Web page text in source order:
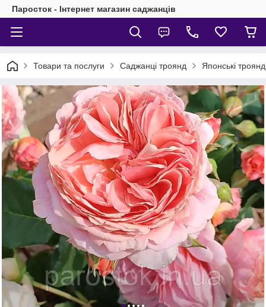
Паросток - Інтернет магазин саджанців
Товари та послуги Саджанці троянд Японські